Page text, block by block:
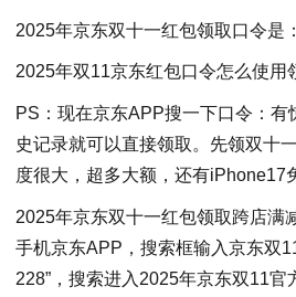
2025年京东双十一红包领取口令是
2025年双11京东红包口令怎么使用
PS：现在京东APP搜一下口令：有
史记录就可以直接领取。先领双十
度很大，超多大额，还有iPhone17
2025年京东双十一红包领取跨店满
手机京东APP，搜索框输入京东双
228”，搜索进入2025年京东双11官